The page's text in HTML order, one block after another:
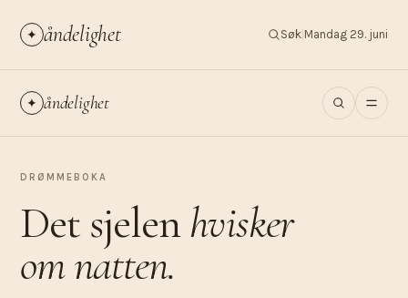
✦ åndelighet Søk Mandag 29. juni
✦ åndelighet
DRØMMEBOKA
Det sjelen hvisker
om natten.